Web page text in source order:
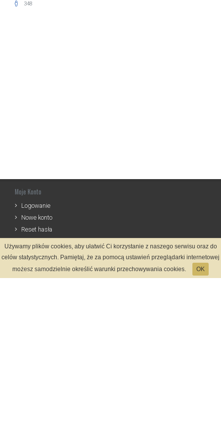
348
Moje Konto
Logowanie
Nowe konto
Reset hasła
Informacje
Regulamin
Używamy plików cookies, aby ułatwić Ci korzystanie z naszego serwisu oraz do
celów statystycznych. Pamiętaj, że za pomocą ustawień przeglądarki internetowej
możesz samodzielnie określić warunki przechowywania cookies.
OK